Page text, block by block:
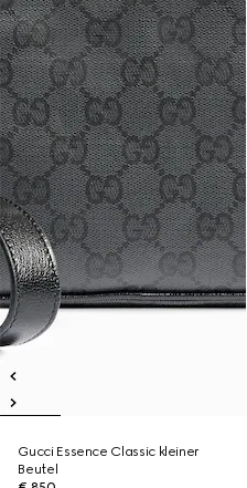
Gucci Essence Classic kleiner
Beutel